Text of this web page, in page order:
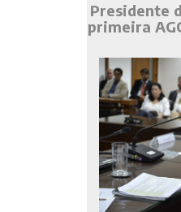
Presidente
primeira